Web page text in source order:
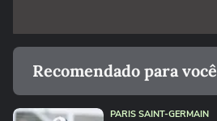
Recomendado para você
PARIS SAINT-GERMAIN